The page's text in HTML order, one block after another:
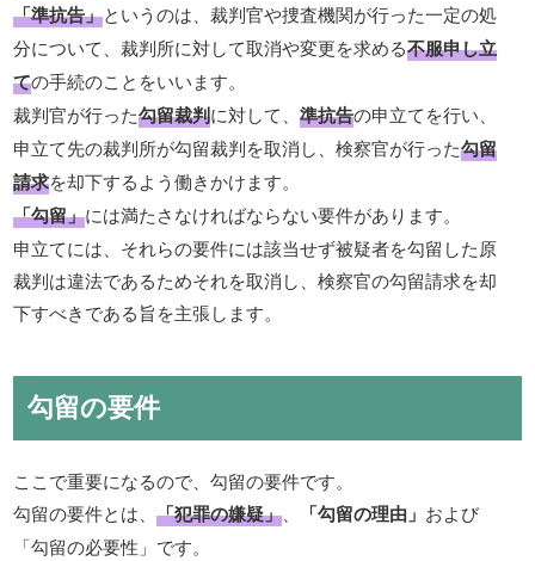
「準抗告」というのは、裁判官や捜査機関が行った一定の処
分について、裁判所に対して取消や変更を求める不服申し立
ての手続のことをいいます。
裁判官が行った勾留裁判に対して、準抗告の申立てを行い、
申立て先の裁判所が勾留裁判を取消し、検察官が行った勾留
請求を却下するよう働きかけます。
「勾留」には満たさなければならない要件があります。
申立てには、それらの要件には該当せず被疑者を勾留した原
裁判は違法であるためそれを取消し、検察官の勾留請求を却
下すべきである旨を主張します。
勾留の要件
ここで重要になるので、勾留の要件です。
勾留の要件とは、「犯罪の嫌疑」、 「勾留の理由」 および
「勾留の必要性」です。